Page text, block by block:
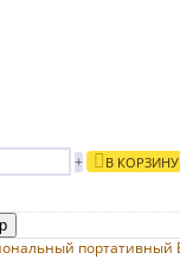
+ В КОРЗИНУ